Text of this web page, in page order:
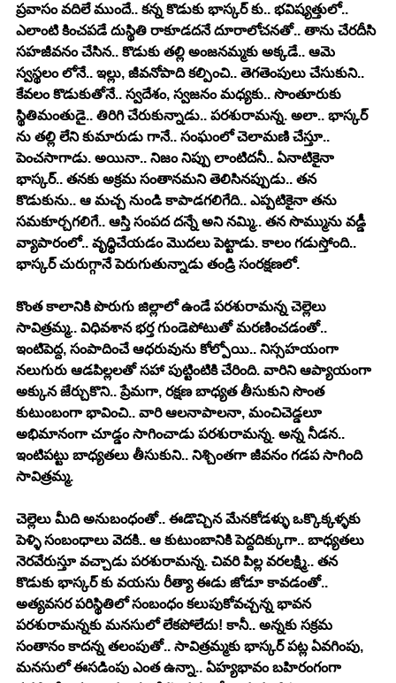
ప్రవాసం వదిలే ముందే.. కన్న కొడుకు భాస్కర్ కు.. భవిష్యత్తులో..
ఎలాంటి కించపడే దుస్థితి రాకూడదనే దూరాలోచనతో.. తాను చేరదీసి
సహజీవనం చేసిన.. కొడుకు తల్లి అంజనమ్మకు అక్కడే.. ఆమె
స్వస్థలం లోనే.. ఇల్లు, జీవనోపాది కల్పించి.. తెగతెంపులు చేసుకుని..
కేవలం కొడుకుతోనే.. స్వదేశం, స్వజనం మధ్యకు.. సొంతూరుకు
స్థితిమంతుడై.. తిరిగి చేరుకున్నాడు.. పరశురామన్న. అలా.. భాస్కర్
ను తల్లి లేని కుమారుడు గానే.. సంఘంలో చెలామణి చేస్తూ..
పెంచసాగాడు. అయినా.. నిజం నిప్పు లాంటిదనీ.. ఏనాటికైనా
భాస్కర్.. తనకు అక్రమ సంతానమని తెలిసినప్పుడు.. తన
కొడుకును.. ఆ మచ్చ నుండి కాపాడగలిగేది.. ఎప్పటికైనా తను
సమకూర్చగలిగే.. ఆస్తి సంపద దన్నే అని నమ్మి.. తన సొమ్మును వడ్డీ
వ్యాపారంలో.. వృధ్ధిచేయడం మొదలు పెట్టాడు. కాలం గడుస్తోంది..
భాస్కర్ చురుగ్గానే పెరుగుతున్నాడు తండ్రి సంరక్షణలో.
కొంత కాలానికి పొరుగు జిల్లాలో ఉండే పరశురామన్న చెల్లెలు
సావిత్రమ్మ.. విధివశాన భర్త గుండెపోటుతో మరణించడంతో..
ఇంటిపెద్ద, సంపాదించే ఆధరువును కోల్పోయి.. నిస్సహయంగా
నలుగురు ఆడపిల్లలతో సహా పుట్టింటికి చేరింది. వారిని ఆప్యాయంగా
అక్కున జేర్చుకొని.. ప్రేమగా, రక్షణ బాధ్యత తీసుకుని సొంత
కుటుంబంగా భావించి.. వారి ఆలనాపాలనా, మంచిచెడ్డలూ
అభిమానంగా చూడ్డం సాగించాడు పరశురామన్న. అన్న నీడన..
ఇంటిపట్టు బాధ్యతలు తీసుకుని.. నిశ్చింతగా జీవనం గడప సాగింది
సావిత్రమ్మ.
చెల్లెలు మీది అనుబంధంతో.. ఈడొచ్చిన మేనకోడళ్ళు ఒక్కొక్కళ్ళకు
పెళ్ళి సంబంధాలు వెదకి.. ఆ కుటుంబానికి పెద్దదిక్కుగా.. బాధ్యతలు
నెరవేరుస్తూ వచ్చాడు పరశురామన్న. చివరి పిల్ల వరలక్ష్మి.. తన
కొడుకు భాస్కర్ కు వయసు రీత్యా ఈడు జోడూ కావడంతో..
అత్యవసర పరిస్థితిలో సంబంధం కలుపుకోవచ్చన్న భావన
పరశురామన్నకు మనసులో లేకపోలేదు! కానీ.. అన్నకు సక్రమ
సంతానం కాదన్న తలంపుతో.. సావిత్రమ్మకు భాస్కర్ పట్ల ఏవగింపు,
మనసులో ఈసడింపు ఎంత ఉన్నా.. ఏహ్యభావం బహిరంగంగా